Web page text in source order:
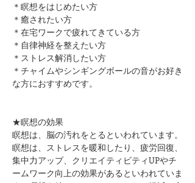
＊瞑想をはじめたい方​
​＊癒されたい方
＊在宅ワークで疲れてきている方
＊自律神経を整えたい方
​＊ストレス解消したい方
＊チャイムやシンギングボールの音がお好き
な方におすすめです。
★瞑想の効果
瞑想は、脳の汚れをとるといわれています。
瞑想は、ストレスを暖和したり、疲労回復、
集中力アップ、クリエイティビティUPやチ
ームワーク向上の効果があるといわれていま